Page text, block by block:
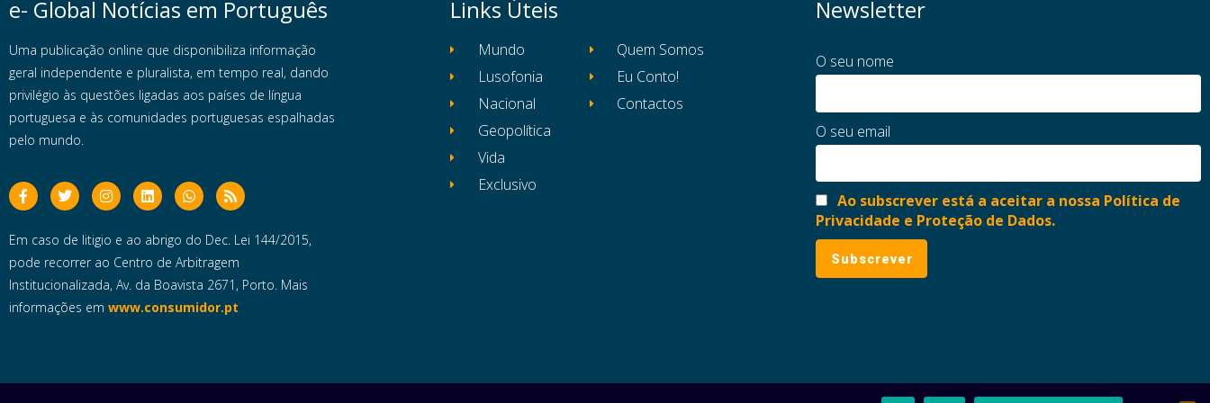
e- Global Notícias em Português
Uma publicação online que disponibiliza informação
geral independente e pluralista, em tempo real, dando
privilégio às questões ligadas aos países de língua
portuguesa e às comunidades portuguesas espalhadas
pelo mundo.
Em caso de litigio e ao abrigo do Dec. Lei 144/2015,
pode recorrer ao Centro de Arbitragem
Institucionalizada, Av. da Boavista 2671, Porto. Mais
informações em www.consumidor.pt
Links Úteis
Mundo
Lusofonia
Nacional
Geopolítica
Vida
Exclusivo
Quem Somos
Eu Conto!
Contactos
Newsletter
O seu nome
O seu email
Ao subscrever está a aceitar a nossa Política de
Privacidade e Proteção de Dados.